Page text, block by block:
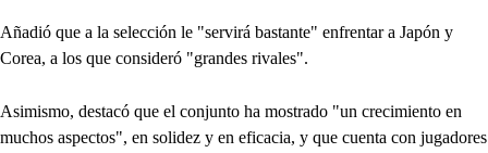
Añadió que a la selección le "servirá bastante" enfrentar a Japón y
Corea, a los que consideró "grandes rivales".
Asimismo, destacó que el conjunto ha mostrado "un crecimiento en
muchos aspectos", en solidez y en eficacia, y que cuenta con jugadores